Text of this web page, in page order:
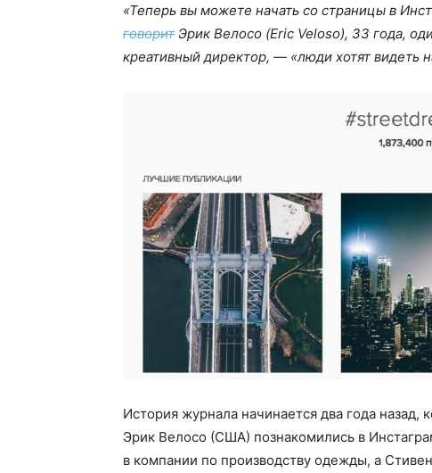
«Теперь вы можете начать со страницы в
говорит Эрик Велосо (Eric Veloso), 33 года,
креативный директор, — «люди хотят видеть
История журнала начинается два года
Эрик Велосо (США) познакомились в
в компании по производству одежды, а